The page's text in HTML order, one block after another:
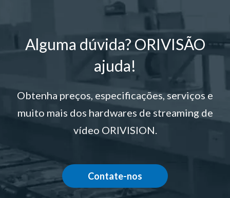
Alguma dúvida? ORIVISÃO
ajuda!
Obtenha preços, especificações, serviços e
muito mais dos hardwares de streaming de
vídeo ORIVISION.
Contate-nos